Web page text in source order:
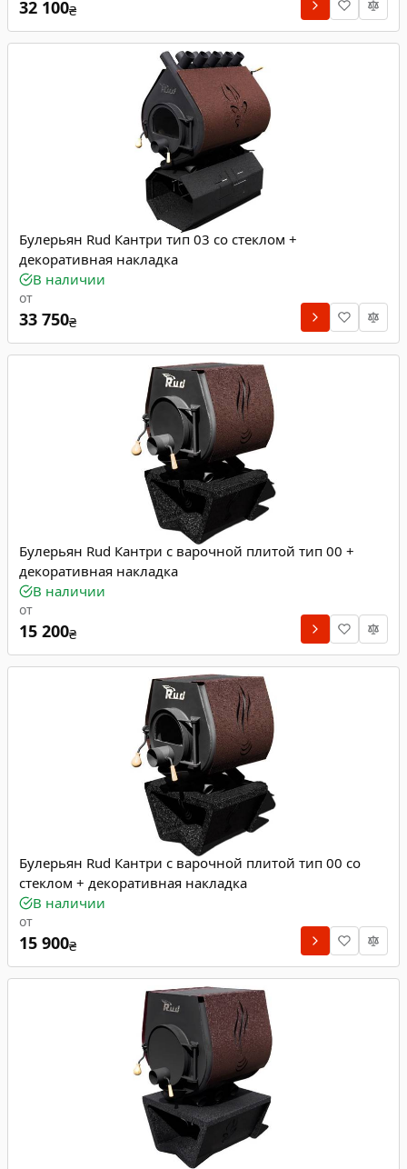
32 100₴
Булерьян Rud Кантри тип 03 со стеклом +
декоративная накладка
В наличии
от
33 750₴
Булерьян Rud Кантри с варочной плитой тип 00 +
декоративная накладка
В наличии
от
15 200₴
Булерьян Rud Кантри с варочной плитой тип 00 со
стеклом + декоративная накладка
В наличии
от
15 900₴